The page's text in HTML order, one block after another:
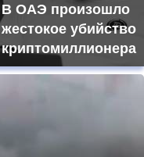
В ОАЭ произошло
жестокое убийство
криптомиллионера